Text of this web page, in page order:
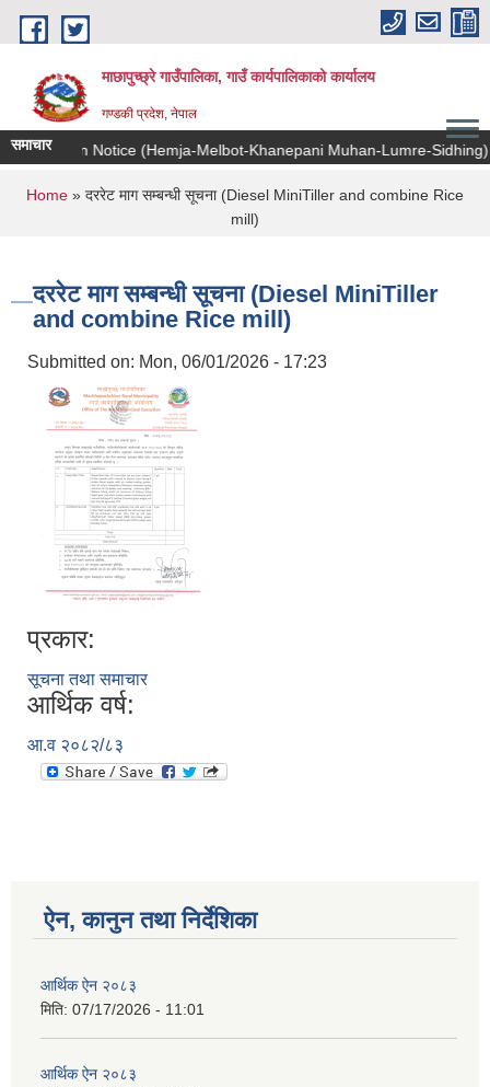
Skip to main content
माछापुच्छ्रे गाउँपालिका, गाउँ कार्यपालिकाको कार्यालय
गण्डकी प्रदेश, नेपाल
समाचार Notice (Hemja-Melbot-Khanepani Muhan-Lumre-Sidhing)
You are here
Home » दररेट माग सम्बन्धी सूचना (Diesel MiniTiller and combine Rice
mill)
दररेट माग सम्बन्धी सूचना (Diesel MiniTiller
and combine Rice mill)
Submitted on: Mon, 06/01/2026 - 17:23
प्रकार:
सूचना तथा समाचार
आर्थिक वर्ष:
आ.व २०८२/८३
ऐन, कानुन तथा निर्देशिका
आर्थिक ऐन २०८३
मिति: 07/17/2026 - 11:01
आर्थिक ऐन २०८३